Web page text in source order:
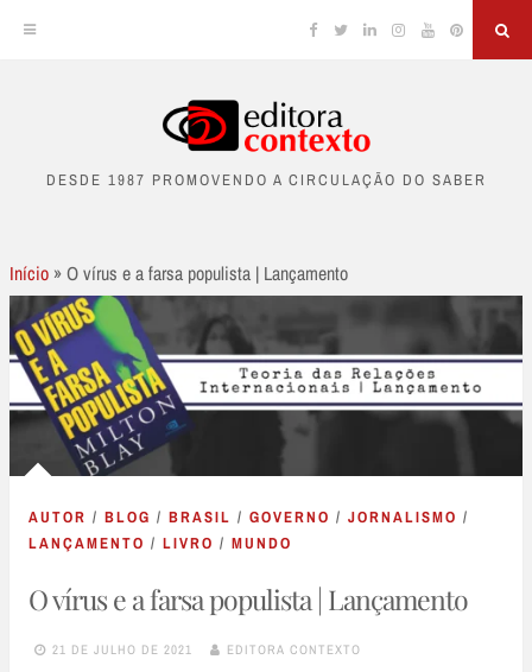
content
Facebook
TwitterLinkedinInstagram
YouTubePinterest
DESDE 1987 PROMOVENDO A CIRCULAÇÃO DO SABER
Início »O vírus e a farsa populista | Lançamento
AUTOR / BLOG / BRASIL / GOVERNO / JORNALISMO /
LANÇAMENTO / LIVRO / MUNDO
O vírus e a farsa populista | Lançamento
21 DE JULHO DE 2021 EDITORA CONTEXTO